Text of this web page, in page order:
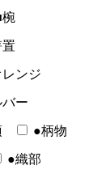
椀
ンジ
ー
●柄物
●織部